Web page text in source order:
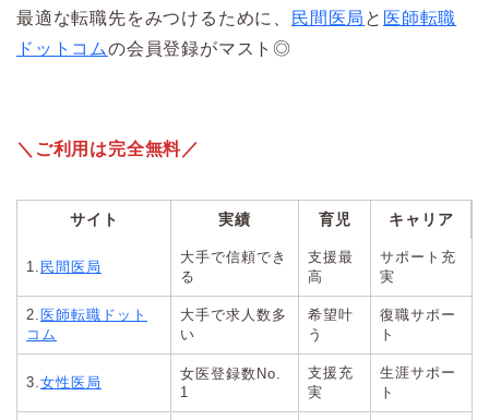
最適な転職先をみつけるために、 民間医局 と 医師転職
ドットコムの会員登録がマスト◎
＼ご利用は完全無料／
サイト 実績 育児 キャリア
1. 民間医局
大手で信頼でき
る
支援最
高
サポート充
実
2. 医師転職ドット
コム
大手で求人数多
い
希望叶
う
復職サポー
ト
3. 女性医局
女医登録数No.
1
支援充
実
生涯サポー
ト